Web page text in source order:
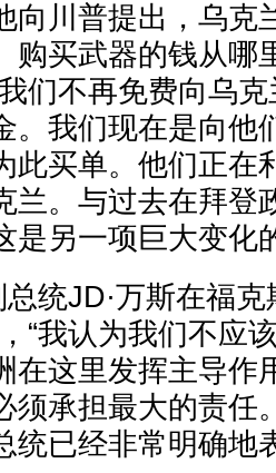
向川普提出，乌克
购买武器的钱从哪
们不再免费向乌
。我们现在是向他
此买单。他们正在
兰。与过去在拜登
是另一项巨大变化
统JD·万斯在福克
“我认为我们不
在这里发挥主导作
须承担最大的责任
统已经非常明确